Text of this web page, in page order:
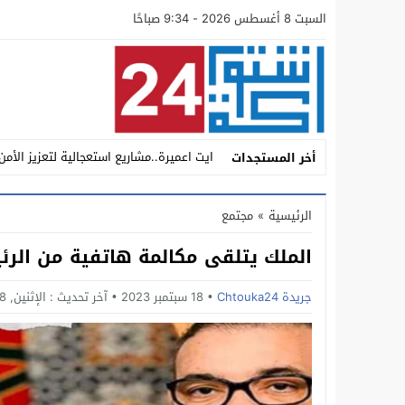
السبت 8 أغسطس 2026 - 9:34 صباحًا
أخر المستجدات
ايت اعميرة..مشاريع استعجالية لتعزيز
أين تبخر حماس العودة إلى “الميزان”؟
سيدي بيبي: مطاردة محكمة تنتهي
داخل مجموعة أكادير الكبير للنقل
اشتوكة.. عامل الإقليم يؤكد من إنشادن
اشتوكة: عامل الإقليم يدشن المركب
تحت ضغط التحديات التنموية والأمنية
عامل الاقليم يستقبل فريق مجد انشادن
الرئيسية » مجتمع
الملك يتلقى مكالمة هاتفية من
جريدة Chtouka24 18 سبتمبر 2023 آخر تحديث : الإثنين, 18 سبتمبر, 2023 - 11:14 مساءً